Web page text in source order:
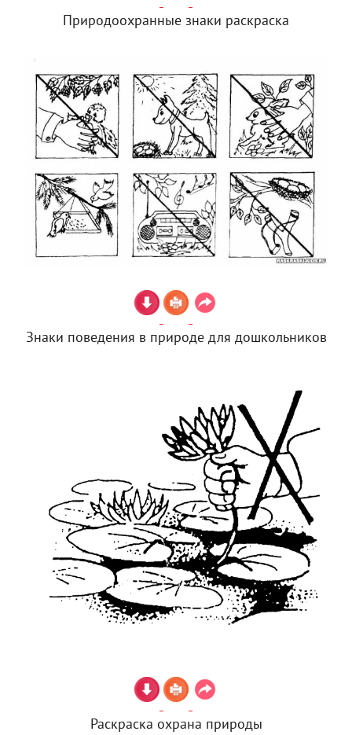
Природоохранные знаки раскраска
Знаки поведения в природе для дошкольников
Раскраска охрана природы